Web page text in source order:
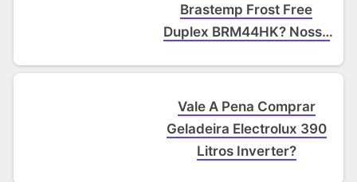
Brastemp Frost Free
Duplex BRM44HK? Nossa
Práticos!
Vale A Pena Comprar
Geladeira Electrolux 390
Litros Inverter?